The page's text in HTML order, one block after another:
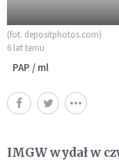
(fot. depositphotos.com)
6 lat temu
PAP / ml
IMGW wydał w